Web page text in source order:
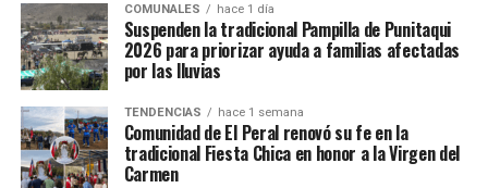
COMUNALES hace 1 día
Suspenden la tradicional Pampilla de Punitaqui
2026 para priorizar ayuda a familias afectadas
por las lluvias
TENDENCIAS hace 1 semana
Comunidad de El Peral renovó su fe en la
tradicional Fiesta Chica en honor a la Virgen del
Carmen